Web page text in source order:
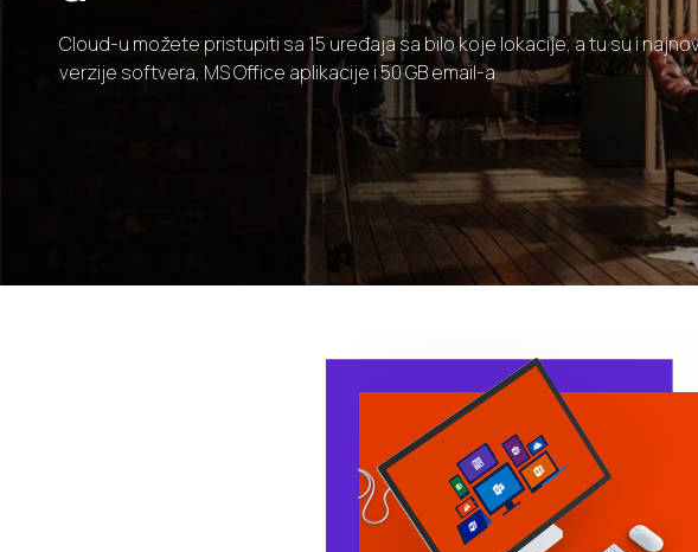
Cloud-u možete pristupiti sa 15 uređaja sa bilo koje lokacije, a tu su i
verzije softvera, MS Office aplikacije i 50 GB email-a.